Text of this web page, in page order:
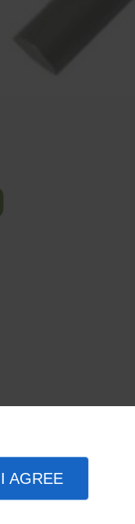
I AGREE